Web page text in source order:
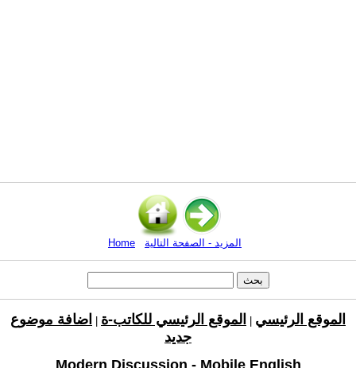
Home المزيد - الصفحة التالية
الموقع الرئيسي الموقع الرئيسي للكاتب-ة
اضافة موضوع
جديد
Modern Discussion - Mobile English